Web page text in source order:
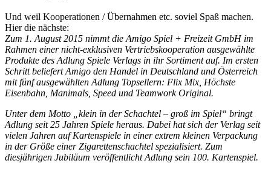
Und weil Kooperationen / Übernahmen etc. soviel Spaß machen.
Hier die nächste:
Zum 1. August 2015 nimmt die Amigo Spiel + Freizeit GmbH im
Rahmen einer nicht-exklusiven Vertriebskooperation ausgewählte
Produkte des Adlung Spiele Verlags in ihr Sortiment auf. Im ersten
Schritt beliefert Amigo den Handel in Deutschland und Österreich
mit fünf ausgewählten Adlung Topsellern: Flix Mix, Höchste
Eisenbahn, Manimals, Speed und Teamwork Original.
Unter dem Motto „klein in der Schachtel – groß im Spiel“ bringt
Adlung seit 25 Jahren Spiele heraus. Dabei hat sich der Verlag seit
vielen Jahren auf Kartenspiele in einer extrem kleinen Verpackung
in der Größe einer Zigarettenschachtel spezialisiert. Zum
diesjährigen Jubiläum veröffentlicht Adlung sein 100. Kartenspiel.